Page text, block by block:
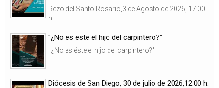
Rezo del Santo Rosario,3 de Agosto de 2026, 17:00
h.
"¿No es éste el hijo del carpintero?"
"¿No es éste el hijo del carpintero?"
Diócesis de San Diego, 30 de julio de 2026,12:00 h.